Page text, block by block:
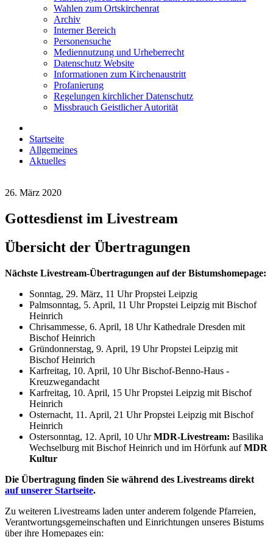
Wahlen zum Ortskirchenrat
Archiv
Interner Bereich
Personensuche
Mediennutzung und Urheberrecht
Datenschutz Website
Informationen zum Kirchenaustritt
Profanierung
Regelungen kirchlicher Datenschutz
Missbrauch Geistlicher Autorität
Startseite
Allgemeines
Aktuelles
26. März 2020
Gottesdienst im Livestream
Übersicht der Übertragungen
Nächste Livestream-Übertragungen auf der Bistumshomepage:
Sonntag, 29. März, 11 Uhr Propstei Leipzig
Palmsonntag, 5. April, 11 Uhr Propstei Leipzig mit Bischof
Heinrich
Chrisammesse, 6. April, 18 Uhr Kathedrale Dresden mit
Bischof Heinrich
Gründonnerstag, 9. April, 19 Uhr Propstei Leipzig mit
Bischof Heinrich
Karfreitag, 10. April, 10 Uhr Bischof-Benno-Haus -
Kreuzwegandacht
Karfreitag, 10. April, 15 Uhr Propstei Leipzig mit Bischof
Heinrich
Osternacht, 11. April, 21 Uhr Propstei Leipzig mit Bischof
Heinrich
Ostersonntag, 12. April, 10 UhrMDR-Livestream: Basilika
Wechselburg mit Bischof Heinrich und im Hörfunk aufMDR
Kultur
Die Übertragung finden Sie während des Livestreams direkt
auf unserer Startseite.
Zu weiteren Livestreams laden unter anderem folgende Pfarreien,
Verantwortungsgemeinschaften und Einrichtungen unseres Bistums
über ihre Homepages ein: